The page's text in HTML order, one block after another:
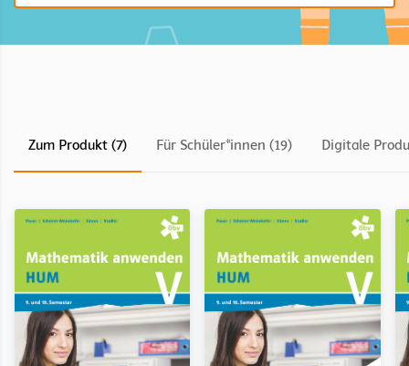
Zum Produkt (7) Für Schüler*innen (19) Digitale